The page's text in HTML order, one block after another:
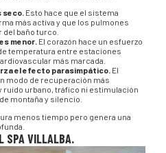
seco. Esto hace que el sistema
más activa y que los pulmones
baño turco.
menor. El corazón hace un esfuerzo
temperatura entre estaciones
más marcada.
el efecto parasimpático. El
modo de recuperación más
ruido urbano, tráfico ni estimulación
montaña y silencio.
menos tiempo pero genera una
SPA VILLALBA.